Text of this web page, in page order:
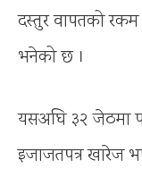
दस्तुर वापतको रकम
भनेको छ ।
यसअघि ३२ जेठमा
इजाजतपत्र खारेज